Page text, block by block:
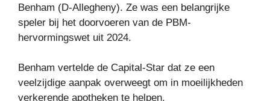
Benham (D-Allegheny). Ze was een belangrijke
speler bij het doorvoeren van de PBM-
hervormingswet uit 2024.
Benham vertelde de Capital-Star dat ze een
veelzijdige aanpak overweegt om in moeilijkheden
verkerende apotheken te helpen.